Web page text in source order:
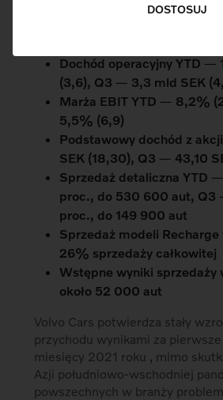
DOSTOSUJ
Dochód operacyjny YTD ―
(3,6), Q3 ― 3,3 mld SEK
Marża EBIT YTD ― 8,2%
5,5% (6,9)
Podstawowy dochód z
SEK (18,30), Q3 ― 43,10
Sprzedaż detaliczna YTD
proc., do 530 600 aut, Q3
proc., do 149 900 aut
Sprzedaż modeli Recharge
26% sprzedaży całkowitej
Wstępne wyniki sprzedaży
około 52 000 aut
Volvo Cars potwierdza stały
przychodu wynikami za
miesięcy 2021 roku , mimo
Azji południowo-wschodniej
powszechnych w branży